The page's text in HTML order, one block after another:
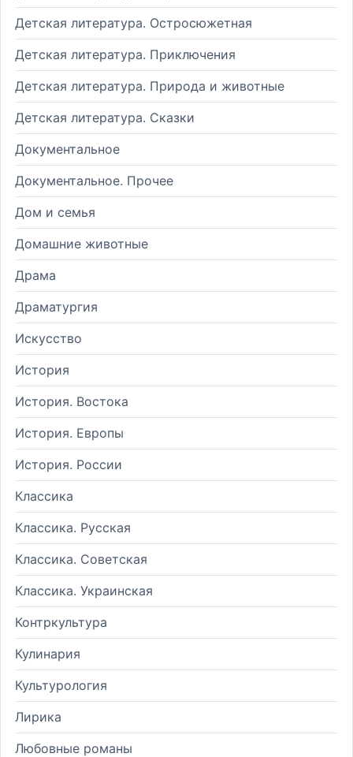
Детская литература. Остросюжетная
Детская литература. Приключения
Детская литература. Природа и животные
Детская литература. Сказки
Документальное
Документальное. Прочее
Дом и семья
Домашние животные
Драма
Драматургия
Искусство
История
История. Востока
История. Европы
История. России
Классика
Классика. Русская
Классика. Советская
Классика. Украинская
Контркультура
Кулинария
Культурология
Лирика
Любовные романы